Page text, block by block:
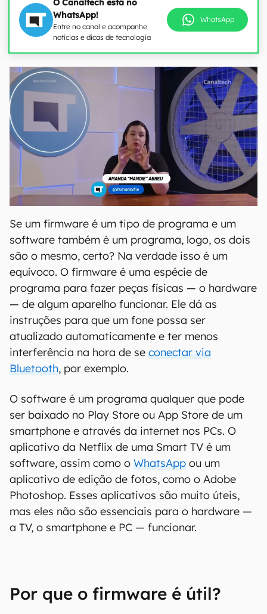
O Canaltech está no
WhatsApp!
Entre no canal e acompanhe
notícias e dicas de tecnologia
WhatsApp
Se um firmware é um tipo de programa e um
software também é um programa, logo, os dois
são o mesmo, certo? Na verdade isso é um
equívoco. O firmware é uma espécie de
programa para fazer peças físicas — o hardware
— de algum aparelho funcionar. Ele dá as
instruções para que um fone possa ser
atualizado automaticamente e ter menos
interferência na hora de se conectar via
Bluetooth, por exemplo.
O software é um programa qualquer que pode
ser baixado no Play Store ou App Store de um
smartphone e através da internet nos PCs. O
aplicativo da Netflix de uma Smart TV é um
software, assim como o WhatsApp ou um
aplicativo de edição de fotos, como o Adobe
Photoshop. Esses aplicativos são muito úteis,
mas eles não são essenciais para o hardware —
a TV, o smartphone e PC — funcionar.
Por que o firmware é útil?